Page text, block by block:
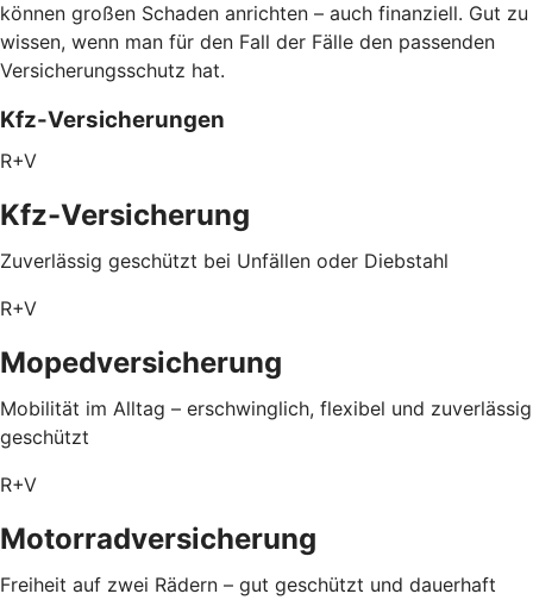
können großen Schaden anrichten – auch finanziell. Gut zu
wissen, wenn man für den Fall der Fälle den passenden
Versicherungsschutz hat.
Kfz-Versicherungen
R+V
Kfz-Versicherung
Zuverlässig geschützt bei Unfällen oder Diebstahl
R+V
Mopedversicherung
Mobilität im Alltag – erschwinglich, flexibel und zuverlässig
geschützt
R+V
Motorradversicherung
Freiheit auf zwei Rädern – gut geschützt und dauerhaft